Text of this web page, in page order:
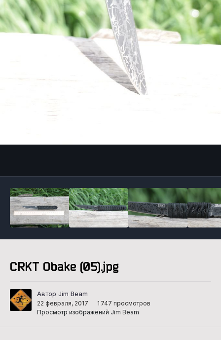
CRKT Obake (05).jpg
Автор Jim Beam
22 февраля, 2017
1 747 просмотров
Просмотр изображений Jim Beam